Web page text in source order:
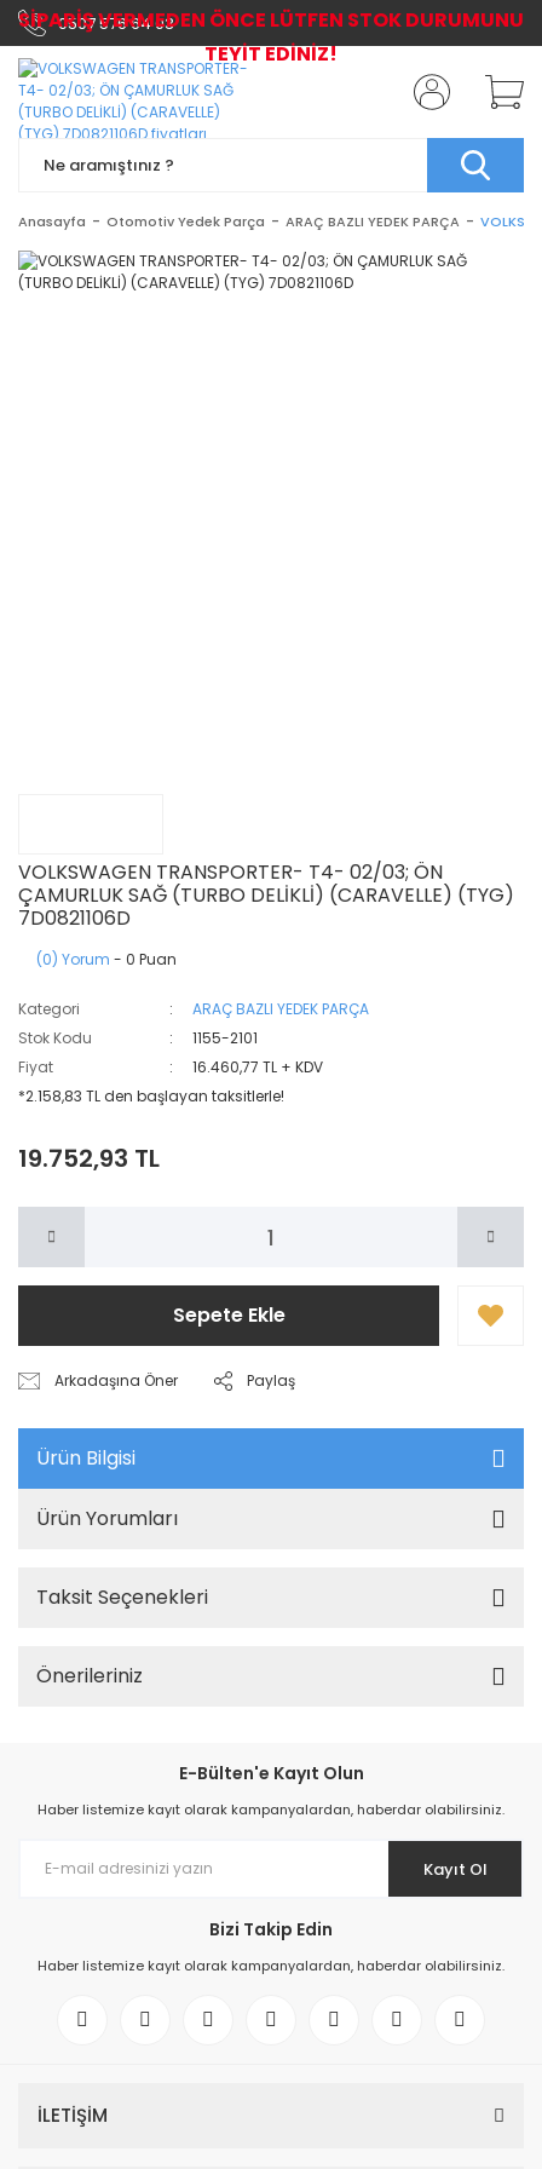
0507 576 64 03
Anasayfa Otomotiv Yedek Parça ARAÇ BAZLI YEDEK PARÇA
VOLKSWAGEN TRANSPORTER- T4- 02/03; ÖN
ÇAMURLUK SAĞ (TURBO DELİKLİ) (CARAVELLE) (TYG)
7D0821106D
(0) Yorum - 0 Puan
Kategori
ARAÇ BAZLI YEDEK PARÇA
Stok Kodu
1155-2101
Fiyat
16.460,77 TL + KDV
*2.158,83 TL den başlayan taksitlerle!
19.752,93 TL
Sepete Ekle
Arkadaşına Öner Paylaş
Ürün Bilgisi
Ürün Yorumları
Taksit Seçenekleri
Önerileriniz
E-Bülten'e Kayıt Olun
Haber listemize kayıt olarak kampanyalardan, haberdar olabilirsiniz.
Kayıt Ol
Bizi Takip Edin
Haber listemize kayıt olarak kampanyalardan, haberdar olabilirsiniz.
İLETİŞİM
SİPARİŞ VERMEDEN ÖNCE LÜTFEN STOK DURUMUNU
TEYİT EDİNİZ!